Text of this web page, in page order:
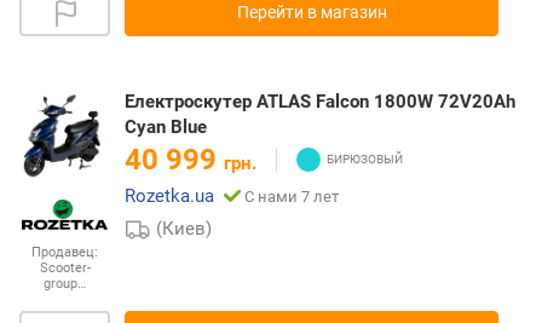
Перейти в магазин
Продавец:
Scooter-
group…
Електроскутер ATLAS Falcon 1800W 72V20Ah
Cyan Blue
40 999 грн.
Rozetka.ua
С нами 7 лет
(Киев)